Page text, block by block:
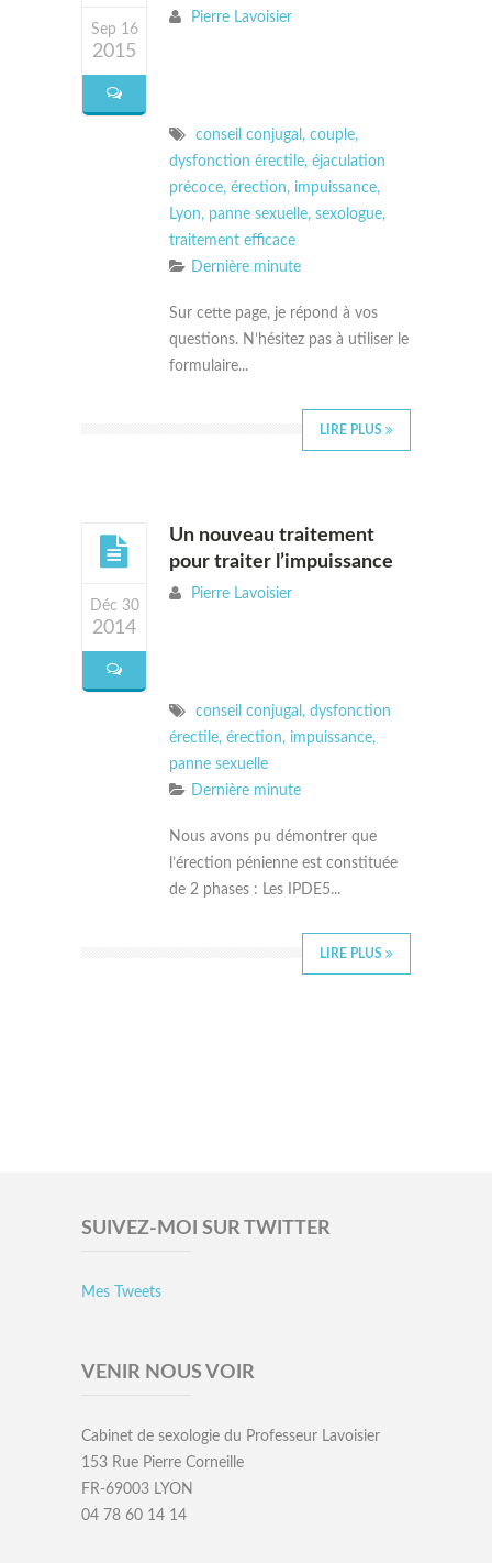
Sep 16
2015
Pierre Lavoisier
conseil conjugal , couple,
dysfonction érectile, éjaculation
précoce, érection, impuissance,
Lyon, panne sexuelle, sexologue,
traitement efficace
Dernière minute
Sur cette page, je répond à vos
questions. N’hésitez pas à utiliser le
formulaire...
LIRE PLUS
Déc 30
2014
Un nouveau traitement
pour traiter l’impuissance
Pierre Lavoisier
conseil conjugal , dysfonction
érectile, érection, impuissance,
panne sexuelle
Dernière minute
Nous avons pu démontrer que
l’érection pénienne est constituée
de 2 phases : Les IPDE5...
LIRE PLUS
SUIVEZ-MOI SUR TWITTER
Mes Tweets
VENIR NOUS VOIR
Cabinet de sexologie du Professeur Lavoisier
153 Rue Pierre Corneille
FR-69003 LYON
04 78 60 14 14